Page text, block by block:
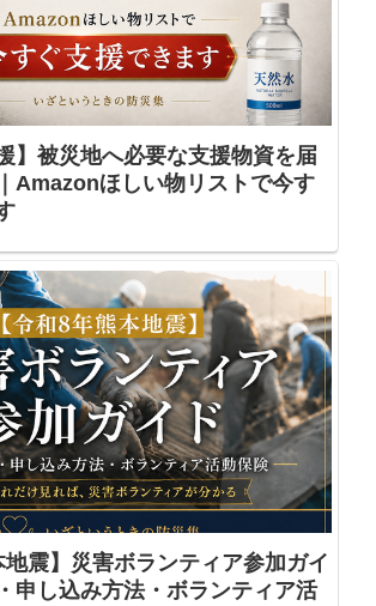
】被災地へ必要な支援物資を届
Amazonほしい物リストで今す
地震】災害ボランティア参加ガイ
申し込み方法・ボランティア活